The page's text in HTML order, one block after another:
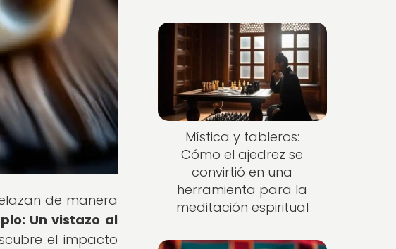
de manera
Un vistazo al
el impacto
Mística y tableros:
Cómo el ajedrez se
convirtió en una
herramienta para la
meditación espiritual